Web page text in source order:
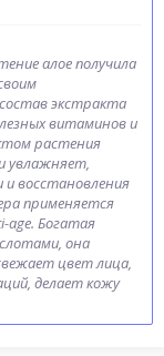
алое получила
экстракта
витаминов и
растения
увлажняет,
и восстановления
применяется
age. Богатая
она
цвет лица,
делает кожу